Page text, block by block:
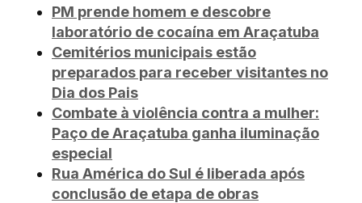
PM prende homem e descobre
laboratório de cocaína em Araçatuba
Cemitérios municipais estão
preparados para receber visitantes no
Dia dos Pais
Combate à violência contra a mulher:
Paço de Araçatuba ganha iluminação
especial
Rua América do Sul é liberada após
conclusão de etapa de obras